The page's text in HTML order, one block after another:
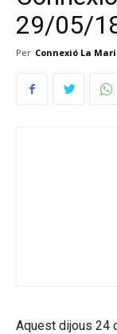
29/05/
Per Connexió La
Aquest dijous 24